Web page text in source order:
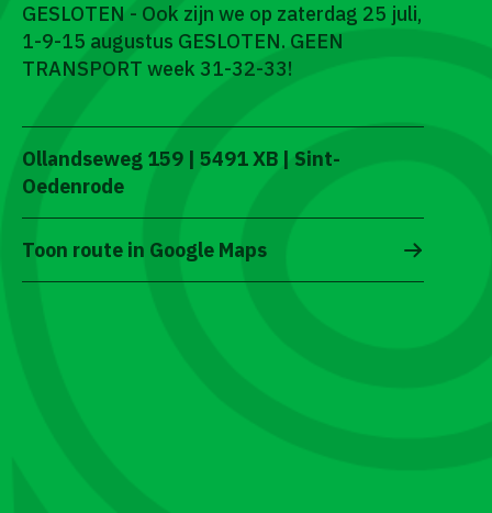
GESLOTEN - Ook zijn we op zaterdag 25 juli,
1-9-15 augustus GESLOTEN. GEEN
TRANSPORT week 31-32-33!
Ollandseweg 159 | 5491 XB | Sint-
Oedenrode
Toon route in Google Maps